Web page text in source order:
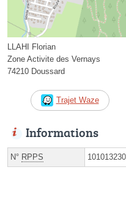
LLAHI Florian
Zone Activite des Vernays
74210 Doussard
Trajet Waze
Informations
N° RPPS